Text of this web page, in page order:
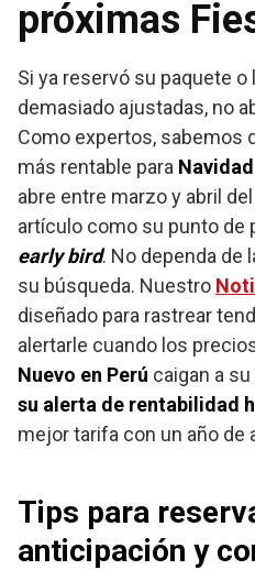
próximas
Si ya reservó su paquete
demasiado ajustadas, no
Como expertos, sabemos
más rentable para
abre entre marzo y abril
artículo como su punto de
early bird. No dependa de
su búsqueda. Nuestro
diseñado para rastrear
alertarle cuando los
Nuevo en Perú caigan a
su alerta de rentabilidad
mejor tarifa con un año de
Tips para
anticipación y